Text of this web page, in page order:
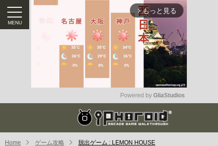
arrow_forward_ios もっと見る
Mute
Powered by GliaStudios
Home ゲーム攻略 脱出ゲーム : LEMON HOUSE